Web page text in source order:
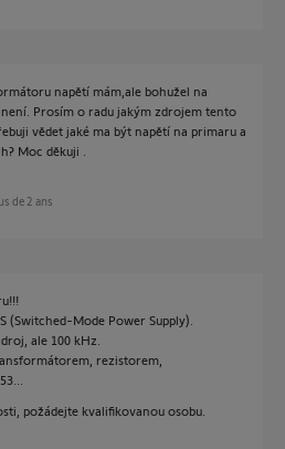
napětí mám,ale bohužel na
Prosím o radu jakým zdrojem tento
vědet jaké ma být napětí na primaru a
Moc děkuji .
de 2 ans
(Switched-Mode Power Supply).
ale 100 kHz.
rezistorem,
požádejte kvalifikovanou osobu.